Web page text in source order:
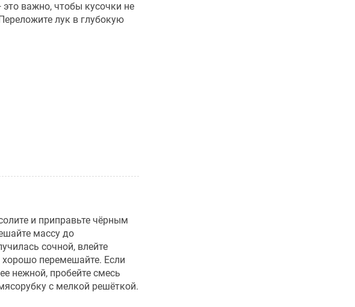
важно, чтобы кусочки не
лук в глубокую
и приправьте чёрным
массу до
сочной, влейте
перемешайте. Если
нежной, пробейте смесь
с мелкой решёткой.